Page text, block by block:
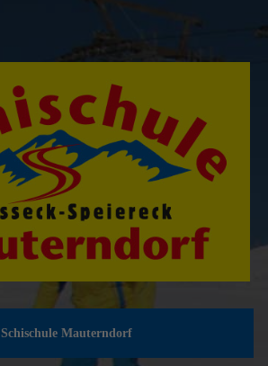
Schischule Mauterndorf